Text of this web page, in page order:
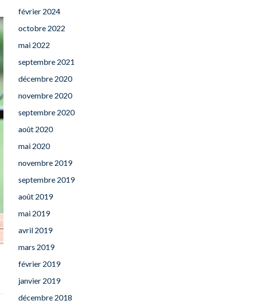
février 2024
octobre 2022
mai 2022
septembre 2021
décembre 2020
novembre 2020
septembre 2020
août 2020
mai 2020
novembre 2019
septembre 2019
août 2019
mai 2019
avril 2019
mars 2019
février 2019
janvier 2019
décembre 2018